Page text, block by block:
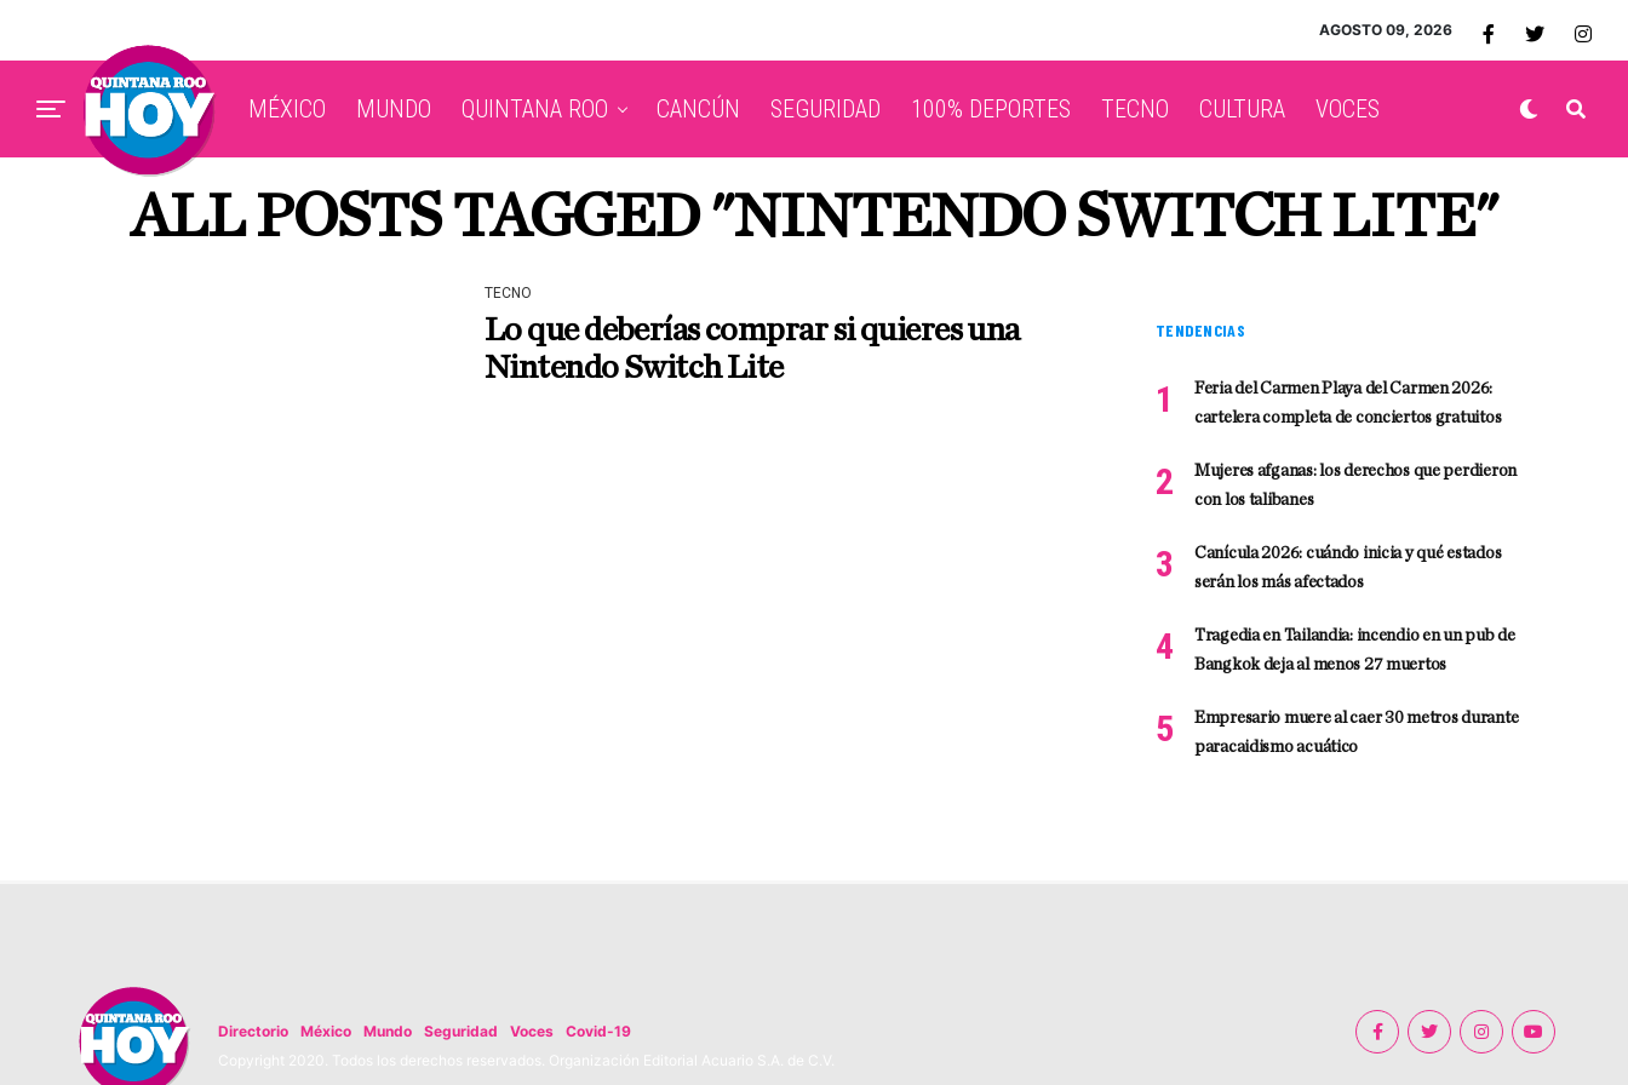
AGOSTO 09, 2026
MÉXICO MUNDO QUINTANA ROO CANCÚN SEGURIDAD 100% DEPORTES TECNO CULTURA VOCES
ALL POSTS TAGGED "NINTENDO SWITCH LITE"
TECNO
Lo que deberías comprar si quieres una
Nintendo Switch Lite
TENDENCIAS
Feria del Carmen Playa del Carmen 2026:
cartelera completa de conciertos gratuitos
Mujeres afganas: los derechos que perdieron
con los talibanes
Canícula 2026: cuándo inicia y qué estados
serán los más afectados
Tragedia en Tailandia: incendio en un pub de
Bangkok deja al menos 27 muertos
Empresario muere al caer 30 metros durante
paracaidismo acuático
Directorio México Mundo Seguridad Voces
Covid-19